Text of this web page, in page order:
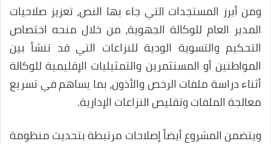
ومن أبرز المستجدات التي جاء بها النص، تعزيز صلاحيات
المدير العام للوكالة الجهوية، من خلال منحه اختصاص
التحكيم والتسوية الودية للنزاعات التي قد تنشأ بين
المواطنين أو المستثمرين والتمثيليات الإقليمية للوكالة
أثناء دراسة ملفات الرخص والأذون، بما يساهم في تسريع
معالجة الملفات وتقليص النزاعات الإدارية.
ويتضمن المشروع أيضاً إصلاحات مرتبطة بتحديث منظومة